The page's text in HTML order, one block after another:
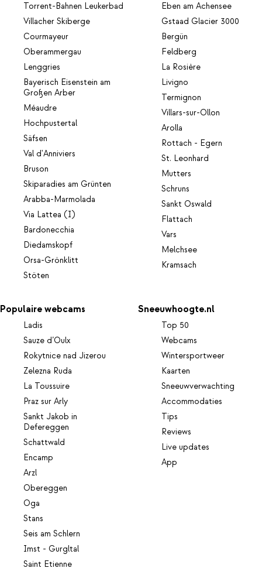
Torrent-Bahnen Leukerbad
Villacher Skiberge
Courmayeur
Oberammergau
Lenggries
Bayerisch Eisenstein am
Großen Arber
Méaudre
Hochpustertal
Säfsen
Val d'Anniviers
Bruson
Skiparadies am Grünten
Arabba-Marmolada
Via Lattea (I)
Bardonecchia
Diedamskopf
Orsa-Grönklitt
Stöten
Eben am Achensee
Gstaad Glacier 3000
Bergün
Feldberg
La Rosière
Livigno
Termignon
Villars-sur-Ollon
Arolla
Rottach - Egern
St. Leonhard
Mutters
Schruns
Sankt Oswald
Flattach
Vars
Melchsee
Kramsach
Populaire webcams
Ladis
Sauze d’Oulx
Rokytnice nad Jizerou
Zelezna Ruda
La Toussuire
Praz sur Arly
Sankt Jakob in
Defereggen
Schattwald
Encamp
Arzl
Obereggen
Oga
Stans
Seis am Schlern
Imst - Gurgltal
Saint Etienne
Sneeuwhoogte.nl
Top 50
Webcams
Wintersportweer
Kaarten
Sneeuwverwachting
Accommodaties
Tips
Reviews
Live updates
App